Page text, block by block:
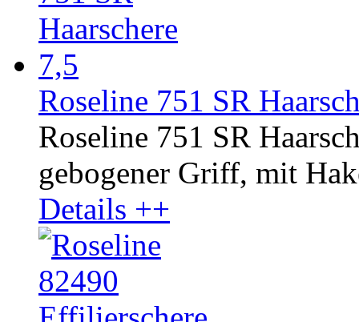
Roseline 751 SR
Roseline 751 SR
gebogener Griff, mit
Details ++